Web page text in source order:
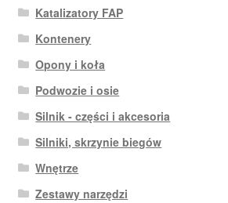
Katalizatory FAP
Kontenery
Opony i koła
Podwozie i osie
Silnik - części i akcesoria
Silniki, skrzynie biegów
Wnętrze
Zestawy narzędzi